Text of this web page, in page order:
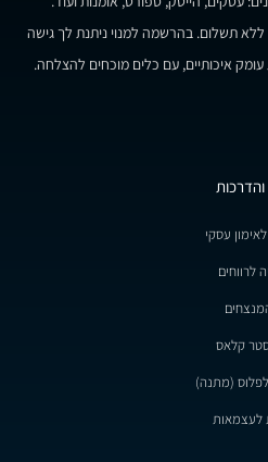
ללא תשלום. בהרשמה למנוי ניתנת לך גישה
עסקי
לרווחים
קלאס
(מתנה)
לעצמאות